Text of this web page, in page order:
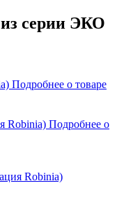
серии ЭКО
Подробнее о товаре
Robinia) Подробнее о
Robinia)